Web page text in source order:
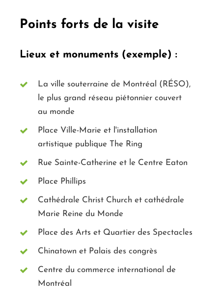
Points forts de la visite
Lieux et monuments (exemple) :
La ville souterraine de Montréal (RÉSO),
le plus grand réseau piétonnier couvert
au monde
Place Ville-Marie et l'installation
artistique publique The Ring
Rue Sainte-Catherine et le Centre Eaton
Place Phillips
Cathédrale Christ Church et cathédrale
Marie Reine du Monde
Place des Arts et Quartier des Spectacles
Chinatown et Palais des congrès
Centre du commerce international de
Montréal